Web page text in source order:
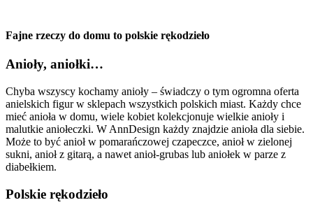
Fajne rzeczy do domu to polskie rękodzieło
Anioły, aniołki…
Chyba wszyscy kochamy anioły – świadczy o tym ogromna oferta
anielskich figur w sklepach wszystkich polskich miast. Każdy chce
mieć anioła w domu, wiele kobiet kolekcjonuje wielkie anioły i
malutkie aniołeczki. W AnnDesign każdy znajdzie anioła dla siebie.
Może to być anioł w pomarańczowej czapeczce, anioł w zielonej
sukni, anioł z gitarą, a nawet anioł-grubas lub aniołek w parze z
diabełkiem.
Polskie rękodzieło